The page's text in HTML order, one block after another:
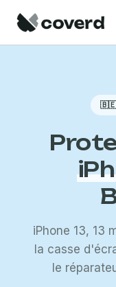
🇧🇪
iPhone 13, 13
la casse
le